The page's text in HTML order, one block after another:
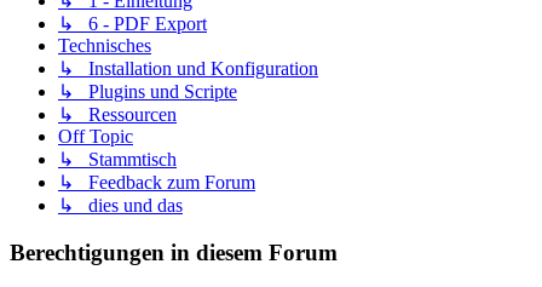
↳ 6 - PDF Export
Technisches
↳ Installation und Konfiguration
↳ Plugins und Scripte
↳ Ressourcen
Off Topic
↳ Stammtisch
↳ Feedback zum Forum
↳ dies und das
Berechtigungen in diesem Forum